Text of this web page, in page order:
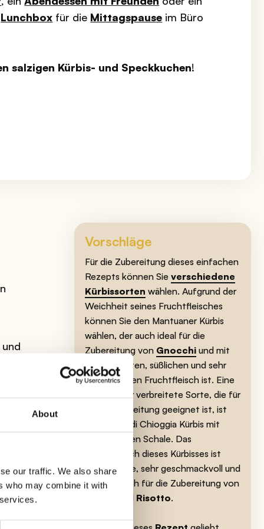
About
our traffic. We also share
who may combine it with
Lunchbox für die Mittagspause im Büro
salzigen Kürbis- und Speckkuchen!
Vorschläge
Für die Zubereitung dieses einfachen
Rezepts können Sie verschiedene
Kürbissorten wählen. Aufgrund der
Weichheit seines Fruchtfleisches
können Sie den Mantuaner Kürbis
wählen, der auch ideal für die
Zubereitung von Gnocchiund mit
seinem festen, süßlichen und sehr
aromatischen Fruchtfleisch ist. Eine
andere sehr verbreitete Sorte, die für
diese Zubereitung geeignet ist, ist
der Marina di Chioggia Kürbis mit
seiner grünen Schale. Das
Fruchtfleisch dieses Kürbisses ist
gelb-orange, sehr geschmackvoll und
perfekt auch für die Zubereitung von
Suppen und Risotto.